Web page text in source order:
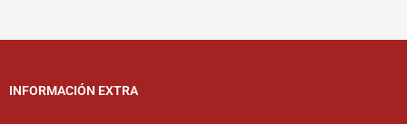
INFORMACIÓN EXTRA